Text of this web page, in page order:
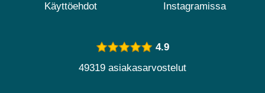
Käyttöehdot Instagramissa
4.9
49319 asiakasarvostelut